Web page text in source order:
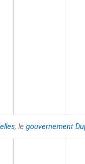
, le gouvernement